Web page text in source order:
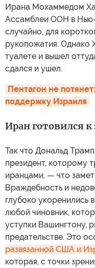
Ирана Мохаммедом
Ассамблеи ООН в
случайно, для
рукопожатия. Однако
туалете и вышел
сдался и ушел.
Пентагон не
поддержку Израиля
Иран готовился
Так что Дональд
президент, которому
иранцами, — что
Враждебность и
глубоко укоренились
любой чиновник,
уступки Вашингтону,
предательстве. Это
развязанной США и
которая, с точки